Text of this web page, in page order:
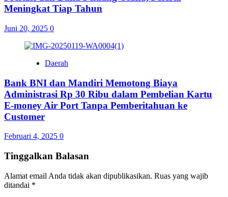
Meningkat Tiap Tahun
Juni 20, 2025 0
Daerah
Bank BNI dan Mandiri Memotong Biaya
Administrasi Rp 30 Ribu dalam Pembelian Kartu
E-money Air Port Tanpa Pemberitahuan ke
Customer
Februari 4, 2025 0
Tinggalkan Balasan
Alamat email Anda tidak akan dipublikasikan. Ruas yang wajib
ditandai *